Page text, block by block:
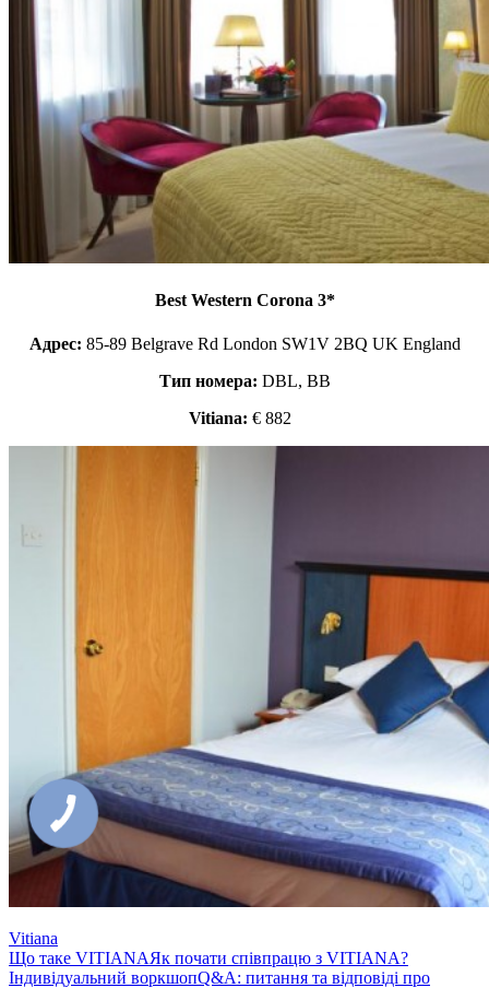
Best Western Corona 3*
Адрес: 85-89 Belgrave Rd London SW1V 2BQ UK England
Тип номера: DBL, ВВ
Vitiana: € 882
Vitiana
Що таке VITIANAЯк почати співпрацю з VITIANA?
Індивідуальний воркшопQ&A: питання та відповіді про